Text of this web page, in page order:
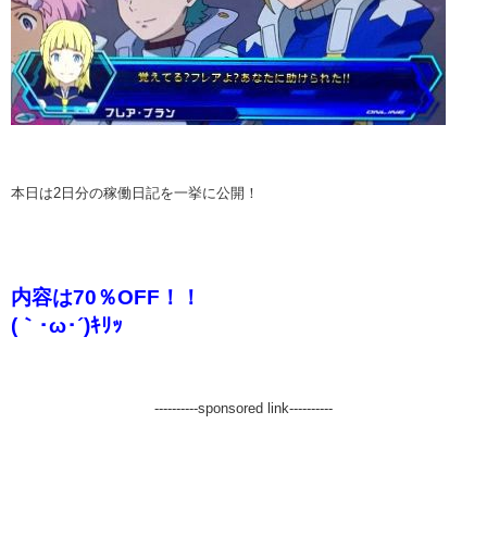
本日は2日分の稼働日記を一挙に公開！
内容は70％OFF！！
(｀･ω･´)ｷﾘｯ
----------sponsored link----------